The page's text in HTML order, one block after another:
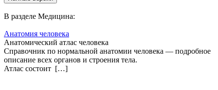
В разделе Медицина:
Анатомия человека
Анатомический атлас человека
Справочник по нормальной анатомии человека — подробное
описание всех органов и строения тела.
Атлас состоит […]